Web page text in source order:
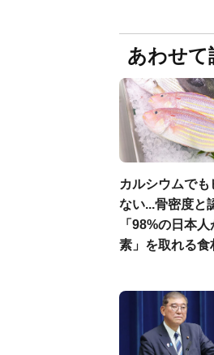
あわせて
カルシウムで
ない...骨密度と
「98%の日本
素」を取れる食